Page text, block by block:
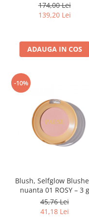
174,00 Lei
139,20 Lei
ADAUGA IN COS
-10%
Blush, Selfglow
nuanta 01 ROSY – 3 g
45,76 Lei
41,18 Lei